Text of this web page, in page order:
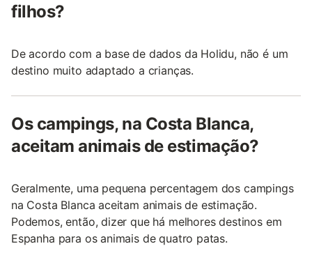
filhos?
De acordo com a base de dados da Holidu, não é um
destino muito adaptado a crianças.
Os campings, na Costa Blanca,
aceitam animais de estimação?
Geralmente, uma pequena percentagem dos campings
na Costa Blanca aceitam animais de estimação.
Podemos, então, dizer que há melhores destinos em
Espanha para os animais de quatro patas.